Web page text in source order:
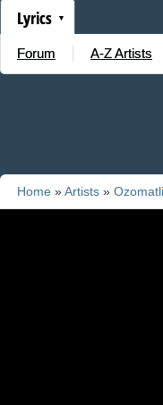
Lyrics
Forum A-Z Artists
Home »Artists » Ozomatli